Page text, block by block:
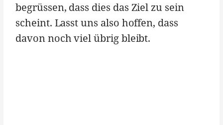
begrüssen, dass dies das Ziel zu sein
scheint. Lasst uns also hoffen, dass
davon noch viel übrig bleibt.